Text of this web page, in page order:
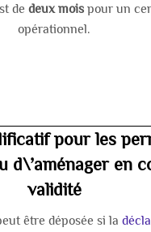
de deux moispour un
opérationnel.
pour les
d\’aménager en
validité
être déposée si la